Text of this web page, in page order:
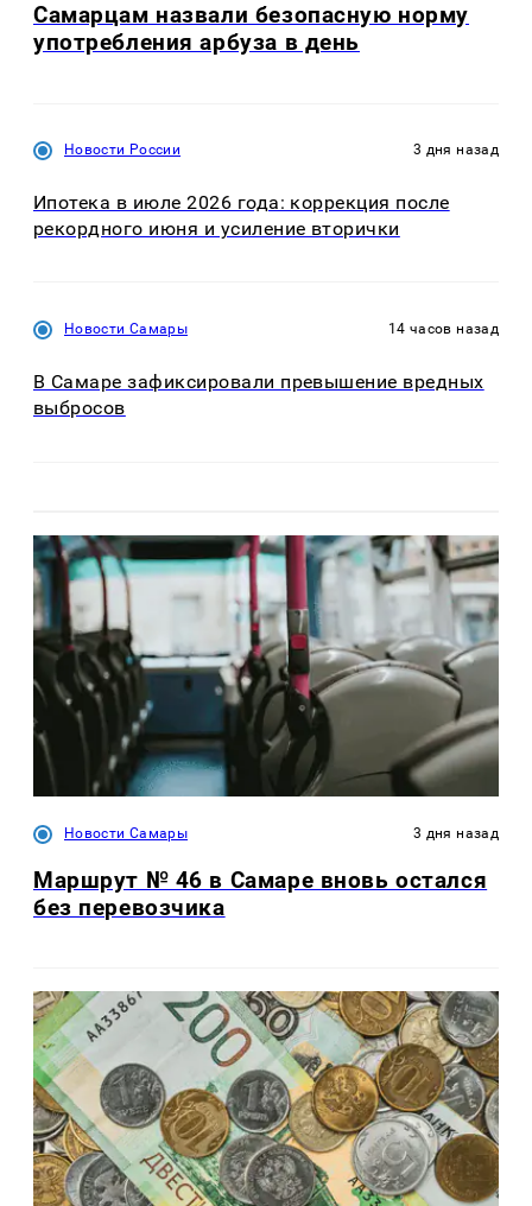
Самарцам назвали безопасную норму
употребления арбуза в день
Новости России 3 дня назад
Ипотека в июле 2026 года: коррекция после
рекордного июня и усиление вторички
Новости Самары 14 часов назад
В Самаре зафиксировали превышение вредных
выбросов
Новости Самары 3 дня назад
Маршрут № 46 в Самаре вновь остался
без перевозчика